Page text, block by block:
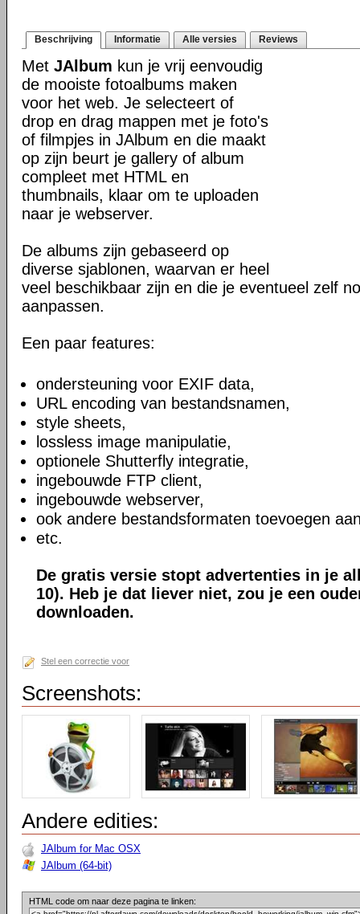
Beschrijving Informatie Alle versies Reviews
Met JAlbum kun je vrij eenvoudig
de mooiste fotoalbums maken
voor het web. Je selecteert of
drop en drag mappen met je foto's
of filmpjes in JAlbum en die maakt
op zijn beurt je gallery of album
compleet met HTML en
thumbnails, klaar om te uploaden
naar je webserver.
De albums zijn gebaseerd op
diverse sjablonen, waarvan er heel
veel beschikbaar zijn en die je eventueel zelf
aanpassen.
Een paar features:
ondersteuning voor EXIF data,
URL encoding van bestandsnamen,
style sheets,
lossless image manipulatie,
optionele Shutterfly integratie,
ingebouwde FTP client,
ingebouwde webserver,
ook andere bestandsformaten toevoegen
etc.
De gratis versie stopt advertenties in je
10). Heb je dat liever niet, zou je een
downloaden.
Stel een correctie voor
Screenshots:
Andere edities:
JAlbum for Mac OSX
JAlbum (64-bit)
HTML code om naar deze pagina te linken: